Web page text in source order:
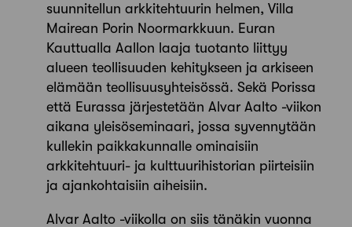
suunnitellun arkkitehtuurin helmen, Villa
Mairean Porin Noormarkkuun. Euran
Kauttualla Aallon laaja tuotanto liittyy
alueen teollisuuden kehitykseen ja arkiseen
elämään teollisuusyhteisössä. Sekä Porissa
että Eurassa järjestetään Alvar Aalto -viikon
aikana yleisöseminaari, jossa syvennytään
kullekin paikkakunnalle ominaisiin
arkkitehtuuri- ja kulttuurihistorian piirteisiin
ja ajankohtaisiin aiheisiin.
Alvar Aalto -viikolla on siis tänäkin vuonna